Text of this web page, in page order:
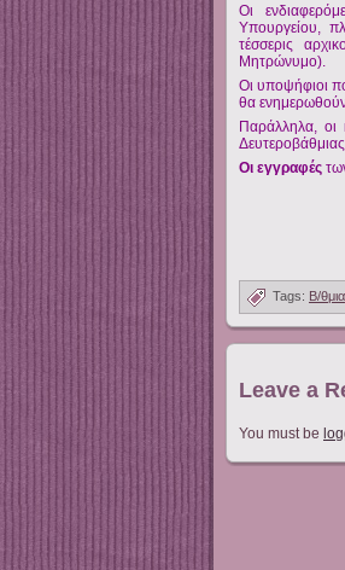
Οι
Υπουργείου,
τέσσερις
Μητρώνυμο).
Οι υποψήφιοι
θα ενημερωθούν
Παράλληλα, οι
Οι εγγραφές
Tags: Β/θμια
Leave a
You must be